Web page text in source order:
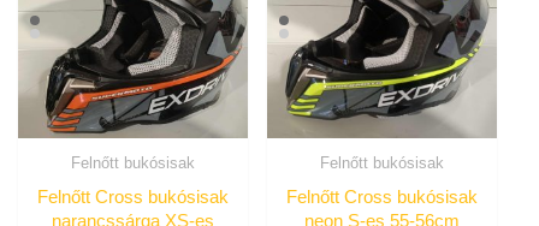
Felnőtt bukósisak
Felnőtt Cross bukósisak
narancssárga XS-es
Felnőtt bukósisak
Felnőtt Cross bukósisak
neon S-es 55-56cm